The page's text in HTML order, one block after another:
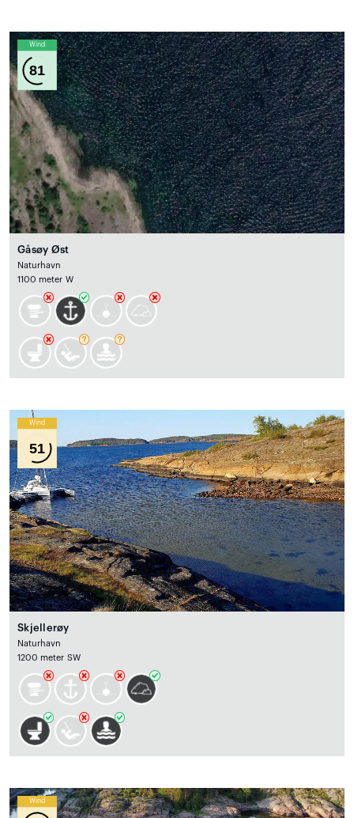
Wind
81
Gåsøy Øst
Naturhavn
1100 meter W
Wind
51
Skjellerøy
Naturhavn
1200 meter SW
Wind